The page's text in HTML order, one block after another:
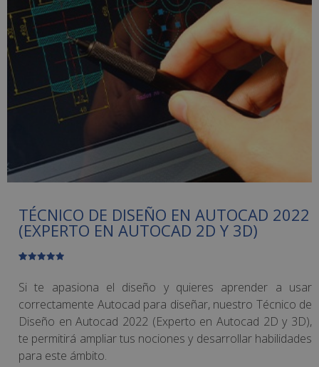
TÉCNICO DE DISEÑO EN AUTOCAD 2022
(EXPERTO EN AUTOCAD 2D Y 3D)
5 en base
a valoración
cliente
Si te apasiona el diseño y quieres aprender a usar
correctamente Autocad para diseñar, nuestro Técnico de
Diseño en Autocad 2022 (Experto en Autocad 2D y 3D),
te permitirá ampliar tus nociones y desarrollar habilidades
para este ámbito.